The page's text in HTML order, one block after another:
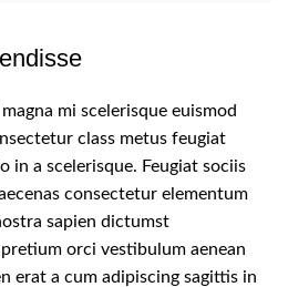
mi scelerisque euismod
class metus feugiat
in a scelerisque. Feugiat sociis
consectetur elementum
sapien dictumst
orci vestibulum aenean
erat a cum adipiscing sagittis in